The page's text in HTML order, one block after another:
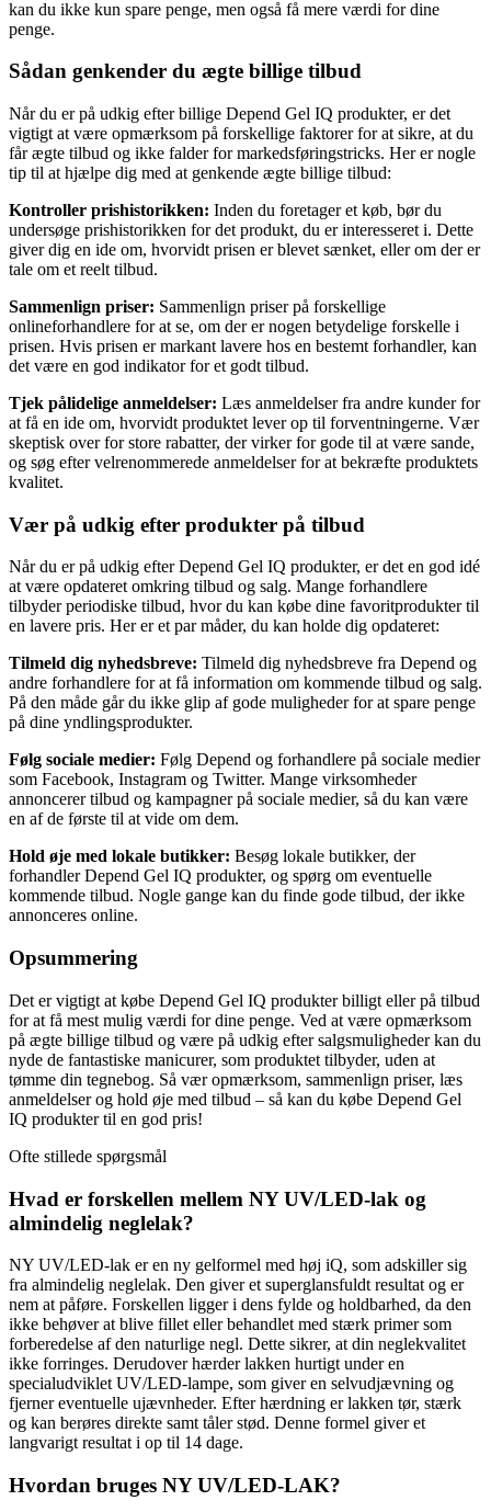
kan du ikke kun spare penge, men også få mere værdi for dine
penge.
Sådan genkender du ægte billige tilbud
Når du er på udkig efter billige Depend Gel IQ produkter, er det
vigtigt at være opmærksom på forskellige faktorer for at sikre, at du
får ægte tilbud og ikke falder for markedsføringstricks. Her er nogle
tip til at hjælpe dig med at genkende ægte billige tilbud:
Kontroller prishistorikken: Inden du foretager et køb, bør du
undersøge prishistorikken for det produkt, du er interesseret i. Dette
giver dig en ide om, hvorvidt prisen er blevet sænket, eller om der er
tale om et reelt tilbud.
Sammenlign priser: Sammenlign priser på forskellige
onlineforhandlere for at se, om der er nogen betydelige forskelle i
prisen. Hvis prisen er markant lavere hos en bestemt forhandler, kan
det være en god indikator for et godt tilbud.
Tjek pålidelige anmeldelser: Læs anmeldelser fra andre kunder for
at få en ide om, hvorvidt produktet lever op til forventningerne. Vær
skeptisk over for store rabatter, der virker for gode til at være sande,
og søg efter velrenommerede anmeldelser for at bekræfte produktets
kvalitet.
Vær på udkig efter produkter på tilbud
Når du er på udkig efter Depend Gel IQ produkter, er det en god idé
at være opdateret omkring tilbud og salg. Mange forhandlere
tilbyder periodiske tilbud, hvor du kan købe dine favoritprodukter til
en lavere pris. Her er et par måder, du kan holde dig opdateret:
Tilmeld dig nyhedsbreve: Tilmeld dig nyhedsbreve fra Depend og
andre forhandlere for at få information om kommende tilbud og salg.
På den måde går du ikke glip af gode muligheder for at spare penge
på dine yndlingsprodukter.
Følg sociale medier: Følg Depend og forhandlere på sociale medier
som Facebook, Instagram og Twitter. Mange virksomheder
annoncerer tilbud og kampagner på sociale medier, så du kan være
en af de første til at vide om dem.
Hold øje med lokale butikker: Besøg lokale butikker, der
forhandler Depend Gel IQ produkter, og spørg om eventuelle
kommende tilbud. Nogle gange kan du finde gode tilbud, der ikke
annonceres online.
Opsummering
Det er vigtigt at købe Depend Gel IQ produkter billigt eller på tilbud
for at få mest mulig værdi for dine penge. Ved at være opmærksom
på ægte billige tilbud og være på udkig efter salgsmuligheder kan du
nyde de fantastiske manicurer, som produktet tilbyder, uden at
tømme din tegnebog. Så vær opmærksom, sammenlign priser, læs
anmeldelser og hold øje med tilbud – så kan du købe Depend Gel
IQ produkter til en god pris!
Ofte stillede spørgsmål
Hvad er forskellen mellem NY UV/LED-lak og
almindelig neglelak?
NY UV/LED-lak er en ny gelformel med høj iQ, som adskiller sig
fra almindelig neglelak. Den giver et superglansfuldt resultat og er
nem at påføre. Forskellen ligger i dens fylde og holdbarhed, da den
ikke behøver at blive fillet eller behandlet med stærk primer som
forberedelse af den naturlige negl. Dette sikrer, at din neglekvalitet
ikke forringes. Derudover hærder lakken hurtigt under en
specialudviklet UV/LED-lampe, som giver en selvudjævning og
fjerner eventuelle ujævnheder. Efter hærdning er lakken tør, stærk
og kan berøres direkte samt tåler stød. Denne formel giver et
langvarigt resultat i op til 14 dage.
Hvordan bruges NY UV/LED-LAK?